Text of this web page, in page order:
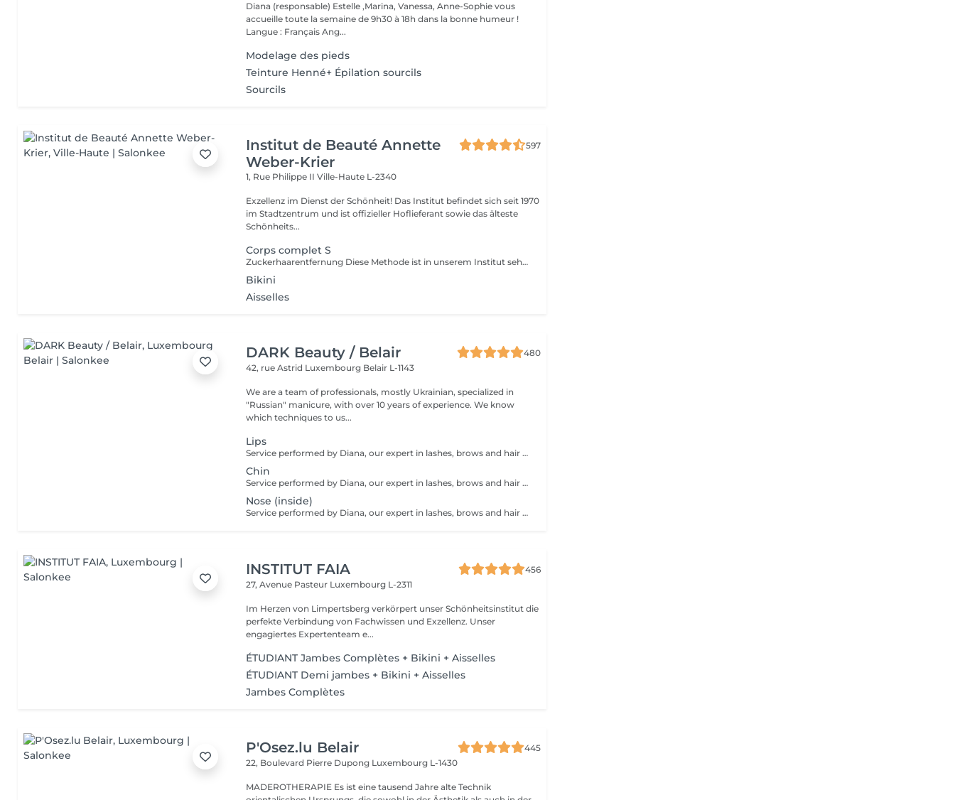
Diana (responsable) Estelle ,Marina, Vanessa, Anne-Sophie vous
accueille toute la semaine de 9h30 à 18h dans la bonne humeur !
Langue : Français Ang...
Modelage des pieds
Teinture Henné+ Épilation sourcils
Sourcils
Institut de Beauté Annette
Weber-Krier
597
1, Rue Philippe IIVille-Haute L-2340
Exzellenz im Dienst der Schönheit! Das Institut befindet sich seit 1970
im Stadtzentrum und ist offizieller Hoflieferant sowie das älteste
Schönheits...
Corps complet S
Zuckerhaarentfernung Diese Methode ist in unserem Institut sehr beliebt geworden. Die Zuckerpaste ist 100% natürlich. Sie basiert auf tausendjährigen Rezepten aus dem Nahen Osten und enthält ausschließlich Wasser und Zucker ohne chemische, aromatische oder färbende Substanzen. Die Paste ist hypoallergen und verursacht keine Hautreizungen. Sie gilt für alle Bereiche. Die Paste wird in das Follikel massiert, umhüllt die Haare, umgibt sie und schmiert sie. Die Extraktion erfolgt in natürlicher Haarwuchsrichtung. Es gibt keine gebrochenen Haare mehr im Follikel. Diese Technik verursacht keine Rötung oder Reizung der Haut. Ein nicht zu vernachlässigender Vorteil ist die Tatsache, dass Sie keine bestimmte Haarlänge haben müssen, da der Zucker anders als beim Wachs sehr kurze Haare effektiv entfernt. Wir empfehlen diese Methode auch Teenagern beim ersten Depilieren und bei Menschen, die eine vollständige Körperhaarentfernung wünschen, da sie viel weniger schmerzhaft ist als Wachsen.
Bikini
Aisselles
DARK Beauty / Belair
480
42, rue Astrid Luxembourg Belair L-1143
We are a team of professionals, mostly Ukrainian, specialized in
"Russian" manicure, with over 10 years of experience. We know
which techniques to us...
Lips
Service performed by Diana, our expert in lashes, brows and hair removal, with over 10 years of experience, ensuring precision and high-quality results.
Chin
Service performed by Diana, our expert in lashes, brows and hair removal, with over 10 years of experience, ensuring precision and high-quality results.
Nose (inside)
Service performed by Diana, our expert in lashes, brows and hair removal, with over 10 years of experience, ensuring precision and high-quality results.
INSTITUT FAIA
456
27, Avenue Pasteur Luxembourg L-2311
Im Herzen von Limpertsberg verkörpert unser Schönheitsinstitut die
perfekte Verbindung von Fachwissen und Exzellenz. Unser
engagiertes Expertenteam e...
ÉTUDIANT Jambes Complètes + Bikini + Aisselles
ÉTUDIANT Demi jambes + Bikini + Aisselles
Jambes Complètes
P'Osez.lu Belair
445
22, Boulevard Pierre Dupong Luxembourg L-1430
MADEROTHERAPIE Es ist eine tausend Jahre alte Technik